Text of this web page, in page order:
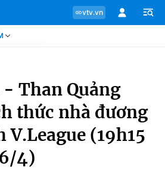
vtv.vn
Than Quảng
thức nhà đương
(19h15
4)